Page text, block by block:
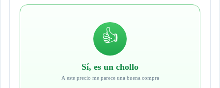
👍
Sí, es un chollo
A este precio me parece una buena compra